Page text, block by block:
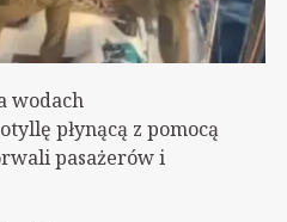
wodach
płynącą z pomocą
pasażerów i